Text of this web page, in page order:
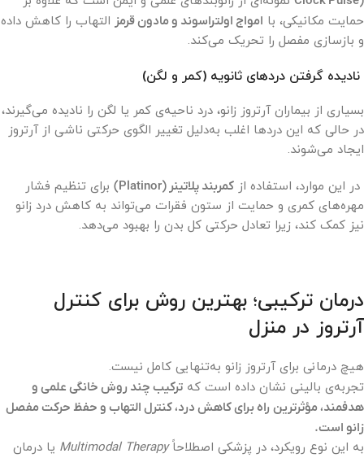
حمایت مکانیکی، با امواج اولتراسوند و مادون قرمز التهاب را کاهش داده
و بازسازی مفصل را تحریک می‌کند.
نادیده گرفتن دردهای ثانویه (کمر و لگن)
بسیاری از بیماران آرتروز زانو، درد ناحیه‌ی کمر یا لگن را نادیده می‌گیرند،
در حالی که این دردها اغلب به‌دلیل تغییر الگوی حرکتی ناشی از آرتروز
ایجاد می‌شوند.
در این موارد، استفاده از کمربند پلاتینر (Platinor)
برای تنظیم فشار
مهره‌های کمری و حمایت از ستون فقرات می‌تواند به کاهش درد زانو
نیز کمک کند، زیرا تعادل حرکتی کل بدن را بهبود می‌دهد.
درمان ترکیبی؛ بهترین روش برای کنترل
آرتروز در منزل
هیچ درمانی برای آرتروز زانو به‌تنهایی کامل نیست.
تجربه‌ی بالینی نشان داده است که ترکیب چند روش خانگی علمی و
هدفمند، مؤثرترین راه برای کاهش درد، کنترل التهاب و حفظ حرکت مفصل
زانو است.
به این نوع رویکرد، در پزشکی اصطلاحاًMultimodal Therapy یا درمان